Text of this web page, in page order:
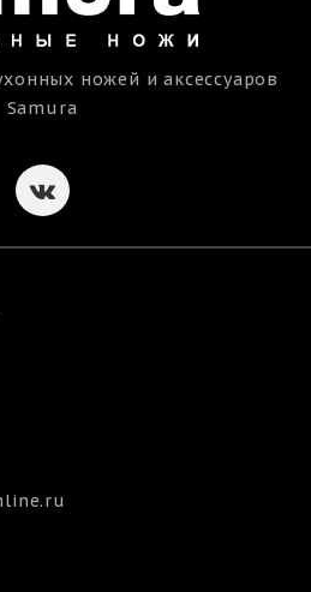
ножей и аксессуаров
Samura